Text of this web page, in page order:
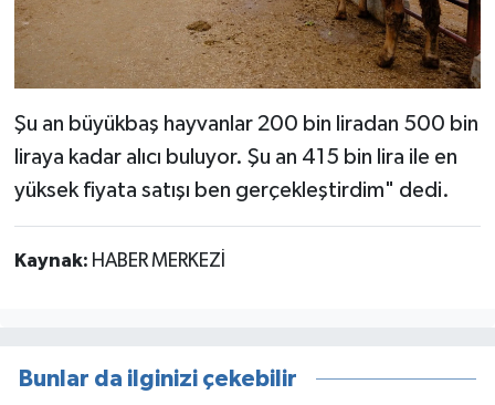
Şu an büyükbaş hayvanlar 200 bin liradan 500 bin
liraya kadar alıcı buluyor. Şu an 415 bin lira ile en
yüksek fiyata satışı ben gerçekleştirdim" dedi.
Kaynak: HABER MERKEZİ
Bunlar da ilginizi çekebilir